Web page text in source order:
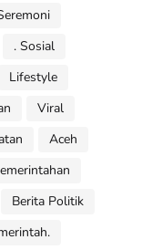
. Sosial
Lifestyle
Viral
Aceh
Berita Politik